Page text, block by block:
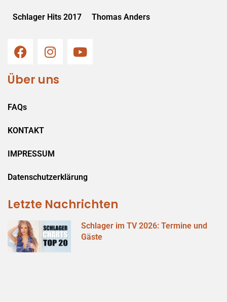
Schlager Hits 2017 Thomas Anders
Über uns
FAQs
KONTAKT
IMPRESSUM
Datenschutzerklärung
Letzte Nachrichten
Schlager im TV 2026: Termine und
Gäste